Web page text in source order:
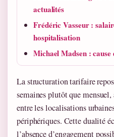
actualités
Frédéric Vasseur :
hospitalisation
Michael Madsen :
La structuration tarifaire
semaines plutôt que
entre les localisations
périphériques. Cette dualité
l’absence d’engagement